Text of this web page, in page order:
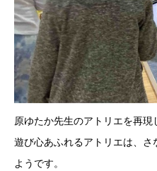
原ゆたか先生のアトリエを再現
遊び心あふれるアトリエは、
ようです。